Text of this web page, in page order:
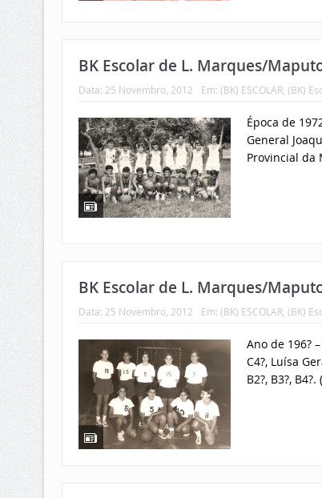
BK Escolar de L. Marques/
Data: 25 Novembro, 2012 Em: (BK) ESCOLAR, (BK)
Época de
General
Provincial da
BK Escolar de L. Marques/
Data: 25 Novembro, 2012 Em: (BK) ESCOLAR, (BK)
Ano de 196?
C4?, Luísa
B2?, B3?,